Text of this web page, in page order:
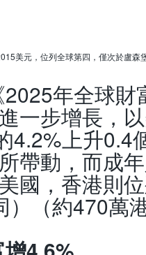
美元，位列全球第四，僅次於盧森
年全球財
一步增長，
4.2%上升0.4
帶動，而成
國，香港則
）（約470萬